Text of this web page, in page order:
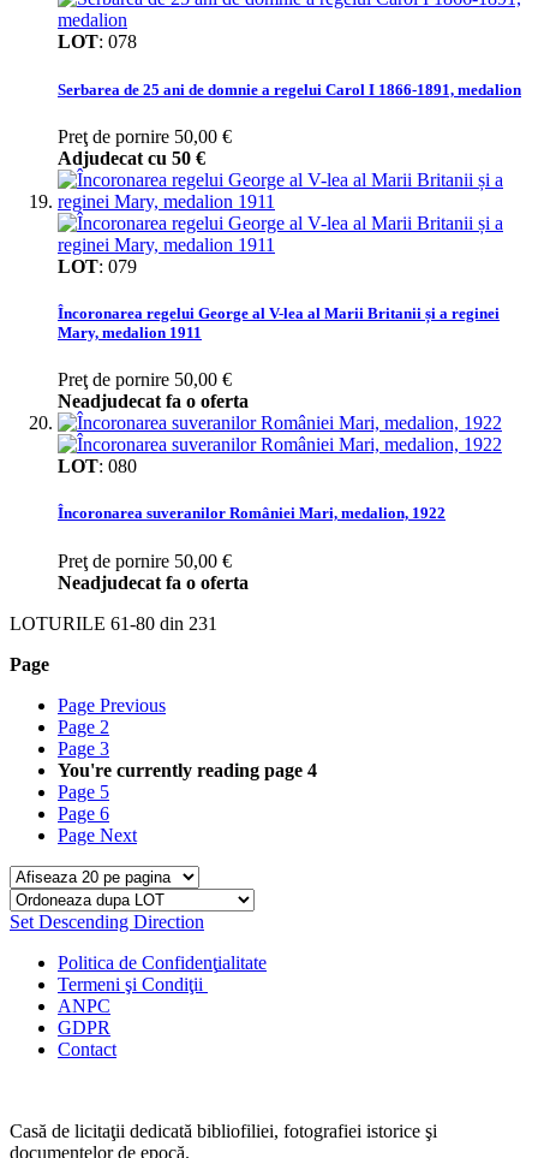
LOT: 078
Serbarea de 25 ani de domnie a regelui Carol I 1866-1891, medalion
Preţ de pornire 50,00 €
Adjudecat cu 50 €
LOT: 079
Încoronarea regelui George al V-lea al Marii Britanii și a reginei
Mary, medalion 1911
Preţ de pornire 50,00 €
Neadjudecat fa o oferta
LOT: 080
Încoronarea suveranilor României Mari, medalion, 1922
Preţ de pornire 50,00 €
Neadjudecat fa o oferta
LOTURILE 61-80 din 231
Page
Page Previous
Page 2
Page 3
You're currently reading page 4
Page 5
Page 6
Page Next
Set Descending Direction
Politica de Confidenţialitate
Termeni şi Condiţii
ANPC
GDPR
Contact
Casă de licitaţii dedicată bibliofiliei, fotografiei istorice şi
documentelor de epocă.